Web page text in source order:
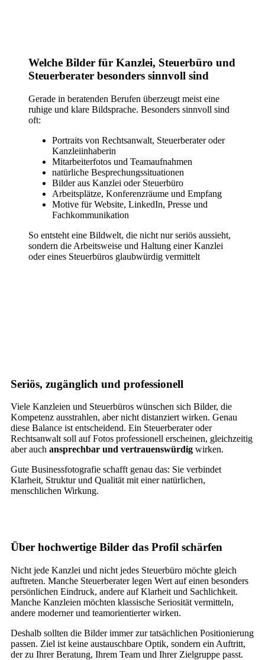
Welche Bilder für Kanzlei, Steuerbüro und
Steuerberater besonders sinnvoll sind
Gerade in beratenden Berufen überzeugt meist eine
ruhige und klare Bildsprache. Besonders sinnvoll sind
oft:
Portraits von Rechtsanwalt, Steuerberater oder
Kanzleiinhaberin
Mitarbeiterfotos und Teamaufnahmen
natürliche Besprechungssituationen
Bilder aus Kanzlei oder Steuerbüro
Arbeitsplätze, Konferenzräume und Empfang
Motive für Website, LinkedIn, Presse und
Fachkommunikation
So entsteht eine Bildwelt, die nicht nur seriös aussieht,
sondern die Arbeitsweise und Haltung einer Kanzlei
oder eines Steuerbüros glaubwürdig vermittelt
Seriös, zugänglich und professionell
Viele Kanzleien und Steuerbüros wünschen sich Bilder, die
Kompetenz ausstrahlen, aber nicht distanziert wirken. Genau
diese Balance ist entscheidend. Ein Steuerberater oder
Rechtsanwalt soll auf Fotos professionell erscheinen, gleichzeitig
aber auch ansprechbar und vertrauenswürdig wirken.
Gute Businessfotografie schafft genau das: Sie verbindet
Klarheit, Struktur und Qualität mit einer natürlichen,
menschlichen Wirkung.
Über hochwertige Bilder das Profil schärfen
Nicht jede Kanzlei und nicht jedes Steuerbüro möchte gleich
auftreten. Manche Steuerberater legen Wert auf einen besonders
persönlichen Eindruck, andere auf Klarheit und Sachlichkeit.
Manche Kanzleien möchten klassische Seriosität vermitteln,
andere moderner und teamorientierter wirken.
Deshalb sollten die Bilder immer zur tatsächlichen Positionierung
passen. Ziel ist keine austauschbare Optik, sondern ein Auftritt,
der zu Ihrer Beratung, Ihrem Team und Ihrer Zielgruppe passt.